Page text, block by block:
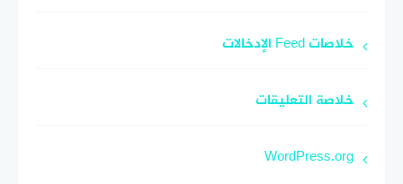
خلاصات Feed الإدخالات
خلاصة التعليقات
WordPress.org